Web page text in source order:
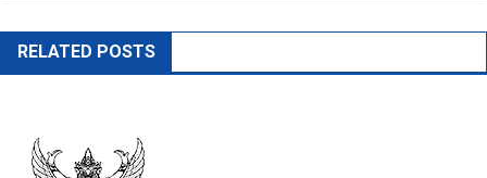
RELATED POSTS